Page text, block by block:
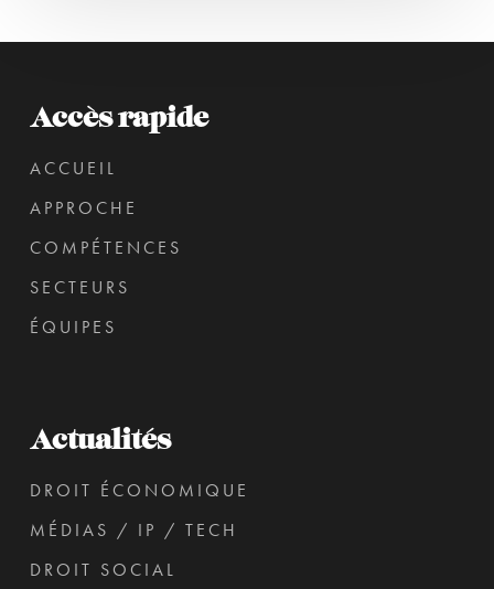
Accès rapide
ACCUEIL
APPROCHE
COMPÉTENCES
SECTEURS
ÉQUIPES
Actualités
DROIT ÉCONOMIQUE
MÉDIAS / IP / TECH
DROIT SOCIAL